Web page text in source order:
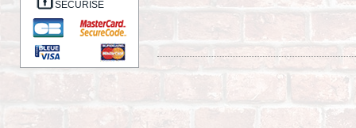
SÉCURISÉ